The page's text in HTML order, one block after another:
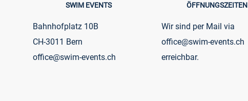
SWIM EVENTS
Bahnhofplatz 10B
CH-3011 Bern
office@swim-events.ch
ÖFFNUNGSZEITEN
Wir sind per Mail via
office@swim-events.ch
erreichbar.